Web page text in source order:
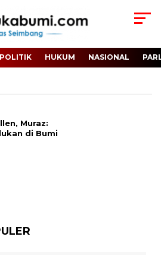
POLITIK HUKUM NASIONAL
Muraz:
di Bumi